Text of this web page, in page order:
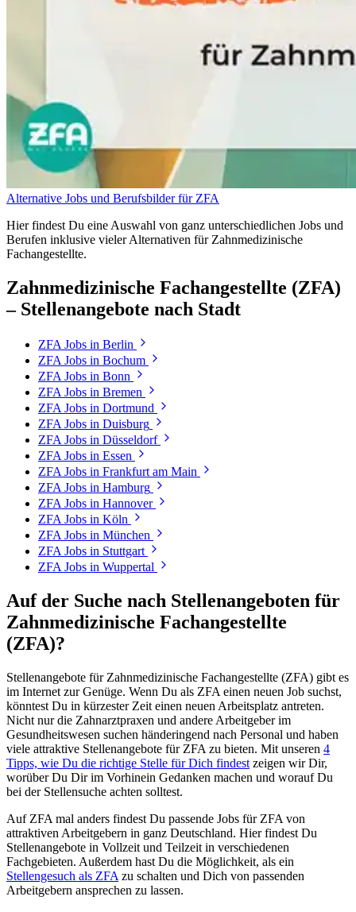
Alternative Jobs und Berufsbilder für ZFA
Hier findest Du eine Auswahl von ganz unterschiedlichen Jobs und
Berufen inklusive vieler Alternativen für Zahnmedizinische
Fachangestellte.
Zahnmedizinische Fachangestellte (ZFA)
– Stellenangebote nach Stadt
ZFA Jobs in Berlin
ZFA Jobs in Bochum
ZFA Jobs in Bonn
ZFA Jobs in Bremen
ZFA Jobs in Dortmund
ZFA Jobs in Duisburg
ZFA Jobs in Düsseldorf
ZFA Jobs in Essen
ZFA Jobs in Frankfurt am Main
ZFA Jobs in Hamburg
ZFA Jobs in Hannover
ZFA Jobs in Köln
ZFA Jobs in München
ZFA Jobs in Stuttgart
ZFA Jobs in Wuppertal
Auf der Suche nach Stellenangeboten für
Zahnmedizinische Fachangestellte
(ZFA)?
Stellenangebote für Zahnmedizinische Fachangestellte (ZFA) gibt es
im Internet zur Genüge. Wenn Du als ZFA einen neuen Job suchst,
könntest Du in kürzester Zeit einen neuen Arbeitsplatz antreten.
Nicht nur die Zahnarztpraxen und andere Arbeitgeber im
Gesundheitswesen suchen händeringend nach Personal und haben
viele attraktive Stellenangebote für ZFA zu bieten. Mit unseren 4
Tipps, wie Du die richtige Stelle für Dich findest zeigen wir Dir,
worüber Du Dir im Vorhinein Gedanken machen und worauf Du
bei der Stellensuche achten solltest.
Auf ZFA mal anders findest Du passende Jobs für ZFA von
attraktiven Arbeitgebern in ganz Deutschland. Hier findest Du
Stellenangebote in Vollzeit und Teilzeit in verschiedenen
Fachgebieten. Außerdem hast Du die Möglichkeit, als ein
Stellengesuch als ZFA zu schalten und Dich von passenden
Arbeitgebern ansprechen zu lassen.